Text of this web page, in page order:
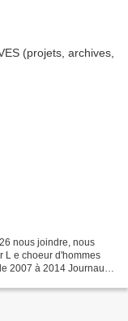
nous joindre, nous
L e choeur d'hommes
2007 à 2014 Journaux